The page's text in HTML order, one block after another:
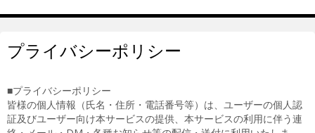
プライバシーポリシー
■プライバシーポリシー
皆様の個人情報（氏名・住所・電話番号等）は、ユーザーの個人認
証及びユーザー向け本サービスの提供、本サービスの利用に伴う連